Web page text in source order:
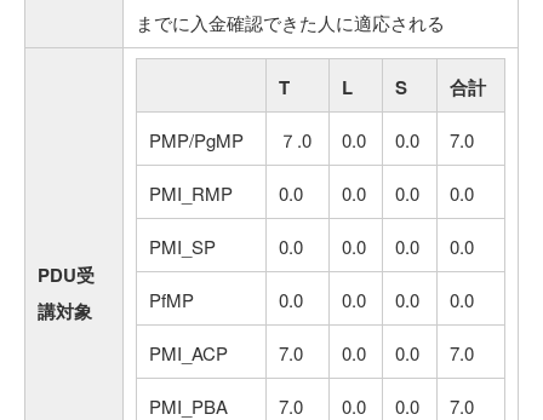
までに入金確認できた人に適応される
PDU受
講対象
T L S 合計
PMP/PgMP ７.0 0.0 0.0 7.0
PMI_RMP 0.0 0.0 0.0 0.0
PMI_SP 0.0 0.0 0.0 0.0
PfMP 0.0 0.0 0.0 0.0
PMI_ACP 7.0 0.0 0.0 7.0
PMI_PBA 7.0 0.0 0.0 7.0